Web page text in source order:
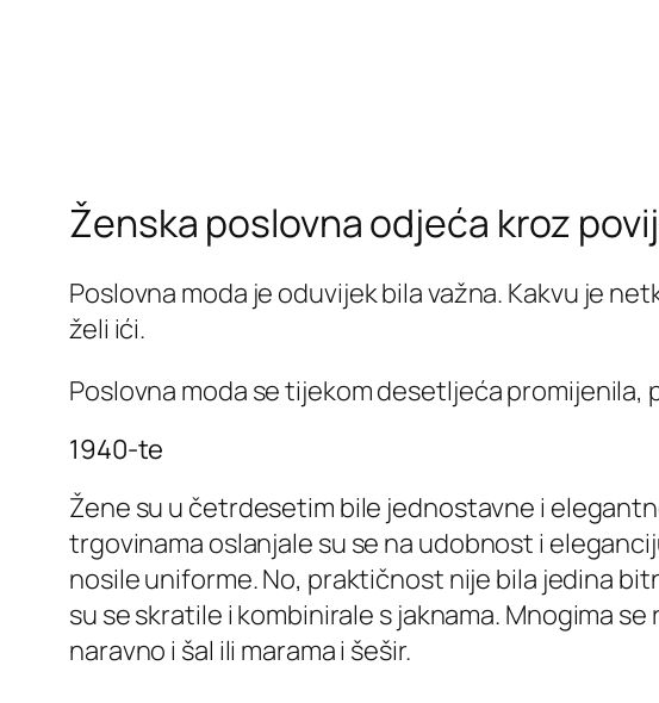
Ženska poslovna odjeća kroz
Poslovna moda je oduvijek bila važna. Kakvu je
želi ići.
Poslovna moda se tijekom desetljeća promijenila,
1940-te
Žene su u četrdesetim bile jednostavne i
trgovinama oslanjale su se na udobnost i
nosile uniforme. No, praktičnost nije bila jedina
su se skratile i kombinirale s jaknama. Mnogima
naravno i šal ili marama i šešir.